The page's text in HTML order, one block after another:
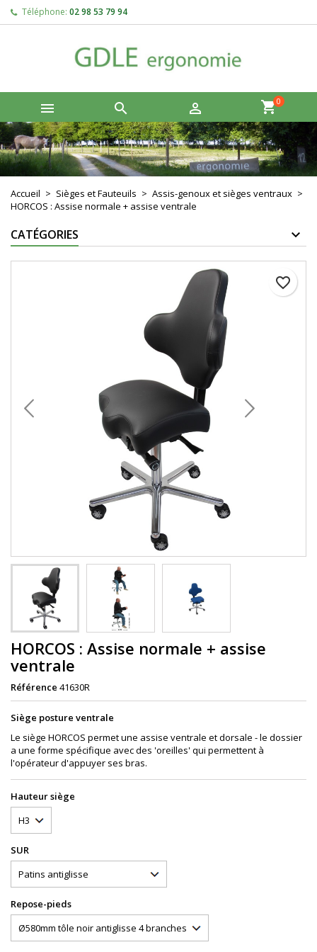
Téléphone: 02 98 53 79 94
   0
Accueil Sièges et Fauteuils
Assis-genoux et sièges ventraux
HORCOS : Assise normale + assise ventrale
CATÉGORIES
HORCOS : Assise normale + assise
ventrale
Référence 41630R
Siège posture ventrale
Le siège HORCOS permet une assise ventrale et dorsale - le dossier
a une forme spécifique avec des 'oreilles' qui permettent à
l'opérateur d'appuyer ses bras.
Hauteur siège
SUR
Repose-pieds
favorite_border
×
Créer une liste d'envies ×
Nom de la liste d'envies
Annuler Créer une liste d'envies
Connexion ×
Vous devez être connecté pour ajouter des produits à
Annuler Connexion